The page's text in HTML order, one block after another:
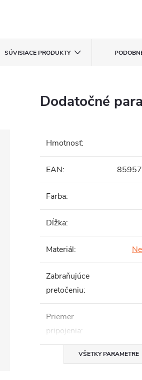
SÚVISIACE PRODUKTY
Dodatočné
Hmotnosť:
EAN:
Farba:
Dĺžka:
Materiál:
Zabraňujúce
pretočeniu:
Priemer
pripojenia:
VŠETKY PARAMETRE